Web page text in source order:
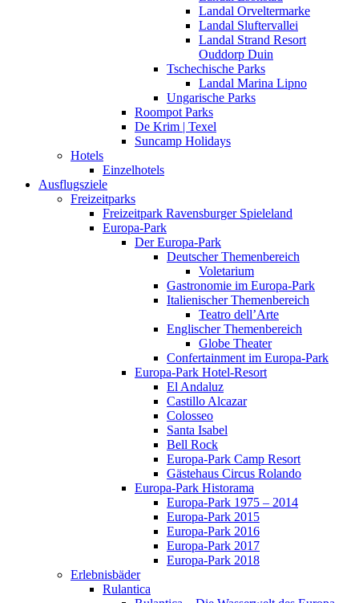
Landal Orveltermarke
Landal Sluftervallei
Landal Strand Resort
Ouddorp Duin
Tschechische Parks
Landal Marina Lipno
Ungarische Parks
Roompot Parks
De Krim | Texel
Suncamp Holidays
Hotels
Einzelhotels
Ausflugsziele
Freizeitparks
Freizeitpark Ravensburger Spieleland
Europa-Park
Der Europa-Park
Deutscher Themenbereich
Voletarium
Gastronomie im Europa-Park
Italienischer Themenbereich
Teatro dell’Arte
Englischer Themenbereich
Globe Theater
Confertainment im Europa-Park
Europa-Park Hotel-Resort
El Andaluz
Castillo Alcazar
Colosseo
Santa Isabel
Bell Rock
Europa-Park Camp Resort
Gästehaus Circus Rolando
Europa-Park Historama
Europa-Park 1975 – 2014
Europa-Park 2015
Europa-Park 2016
Europa-Park 2017
Europa-Park 2018
Erlebnisbäder
Rulantica